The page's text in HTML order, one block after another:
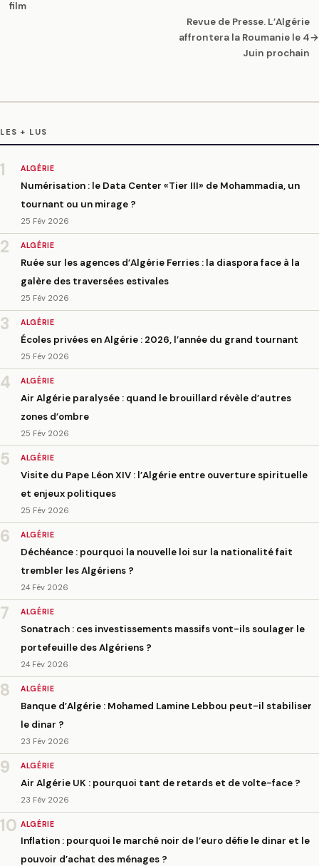
film
Revue de Presse. L’Algérie
affrontera la Roumanie le 4
Juin prochain
→
LES + LUS
1 ALGÉRIE
Numérisation : le Data Center «Tier III» de Mohammadia, un
tournant ou un mirage ?
25 Fév 2026
2 ALGÉRIE
Ruée sur les agences d’Algérie Ferries : la diaspora face à la
galère des traversées estivales
25 Fév 2026
3 ALGÉRIE
Écoles privées en Algérie : 2026, l’année du grand tournant
25 Fév 2026
4 ALGÉRIE
Air Algérie paralysée : quand le brouillard révèle d’autres
zones d’ombre
25 Fév 2026
5 ALGÉRIE
Visite du Pape Léon XIV : l’Algérie entre ouverture spirituelle
et enjeux politiques
25 Fév 2026
6 ALGÉRIE
Déchéance : pourquoi la nouvelle loi sur la nationalité fait
trembler les Algériens ?
24 Fév 2026
7 ALGÉRIE
Sonatrach : ces investissements massifs vont-ils soulager le
portefeuille des Algériens ?
24 Fév 2026
8 ALGÉRIE
Banque d’Algérie : Mohamed Lamine Lebbou peut-il stabiliser
le dinar ?
23 Fév 2026
9 ALGÉRIE
Air Algérie UK : pourquoi tant de retards et de volte-face ?
23 Fév 2026
10 ALGÉRIE
Inflation : pourquoi le marché noir de l’euro défie le dinar et le
pouvoir d’achat des ménages ?